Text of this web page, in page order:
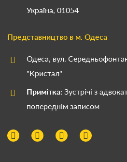
Україна, 01054
Представництво в м. Одеса
Одеса, вул.
"Кристал"
Примітка: Зустрічі з
попереднім записом